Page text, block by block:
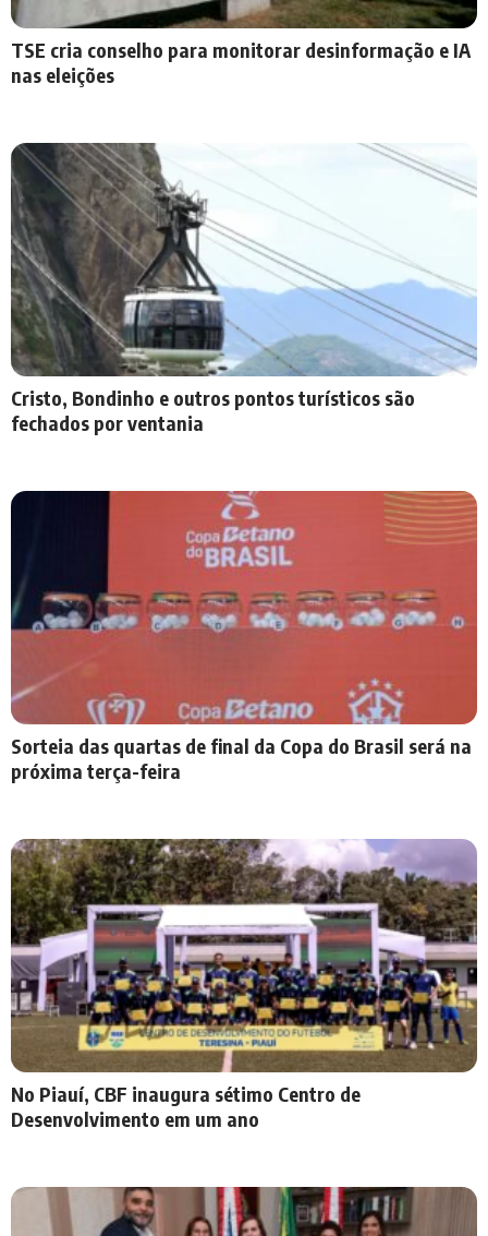
TSE cria conselho para monitorar desinformação e IA
nas eleições
Cristo, Bondinho e outros pontos turísticos são
fechados por ventania
Sorteia das quartas de final da Copa do Brasil será na
próxima terça-feira
No Piauí, CBF inaugura sétimo Centro de
Desenvolvimento em um ano